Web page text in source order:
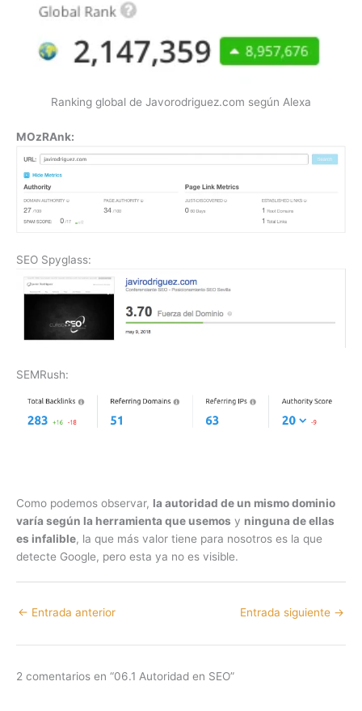
Ranking global de Javorodriguez.com según Alexa
MOzRAnk:
SEO Spyglass:
SEMRush:
Como podemos observar, la autoridad de un mismo dominio
varía según la herramienta que usemos y ninguna de ellas
es infalible, la que más valor tiene para nosotros es la que
detecte Google, pero esta ya no es visible.
← Entrada anterior Entrada siguiente →
2 comentarios en “06.1 Autoridad en SEO”